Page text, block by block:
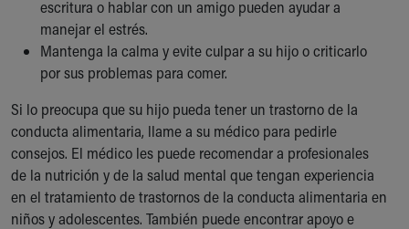
escritura o hablar con un amigo pueden ayudar a
manejar el estrés.
Mantenga la calma y evite culpar a su hijo o criticarlo
por sus problemas para comer.
Si lo preocupa que su hijo pueda tener un trastorno de la
conducta alimentaria, llame a su médico para pedirle
consejos. El médico les puede recomendar a profesionales
de la nutrición y de la salud mental que tengan experiencia
en el tratamiento de trastornos de la conducta alimentaria en
niños y adolescentes. También puede encontrar apoyo e